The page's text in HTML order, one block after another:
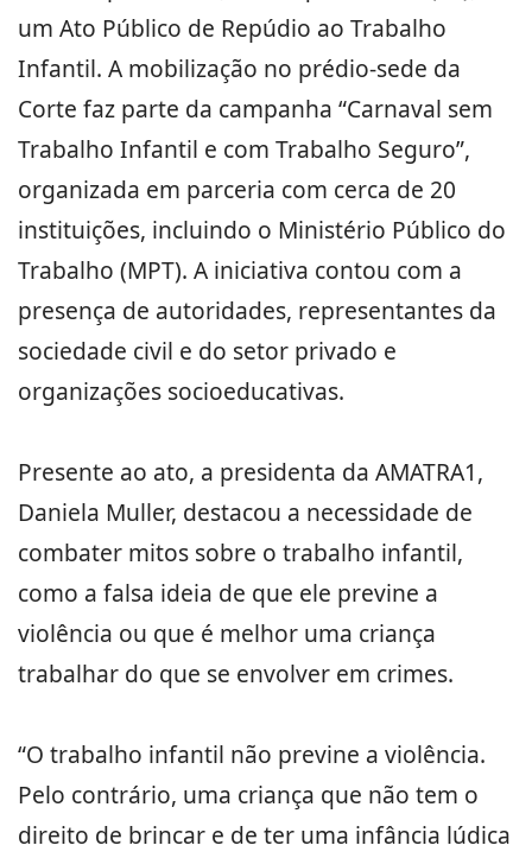
um Ato Público de Repúdio ao Trabalho
Infantil. A mobilização no prédio-sede da
Corte faz parte da campanha “Carnaval sem
Trabalho Infantil e com Trabalho Seguro”,
organizada em parceria com cerca de 20
instituições, incluindo o Ministério Público do
Trabalho (MPT). A iniciativa contou com a
presença de autoridades, representantes da
sociedade civil e do setor privado e
organizações socioeducativas.
Presente ao ato, a presidenta da AMATRA1,
Daniela Muller, destacou a necessidade de
combater mitos sobre o trabalho infantil,
como a falsa ideia de que ele previne a
violência ou que é melhor uma criança
trabalhar do que se envolver em crimes.
“O trabalho infantil não previne a violência.
Pelo contrário, uma criança que não tem o
direito de brincar e de ter uma infância lúdica